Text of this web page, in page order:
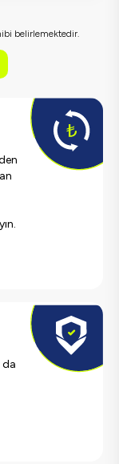
belirlemektedir.
da